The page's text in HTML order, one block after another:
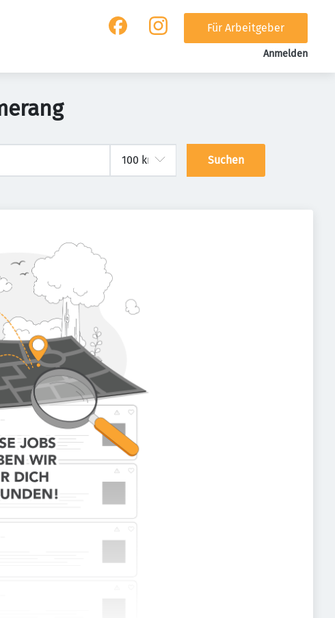
Für Arbeitgeber
Anmelden
Suchen